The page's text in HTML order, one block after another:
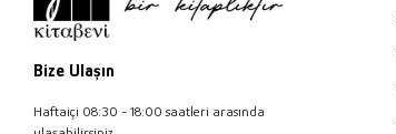
Bize Ulaşın
Haftaiçi 08:30 - 18:00 saatleri arasında